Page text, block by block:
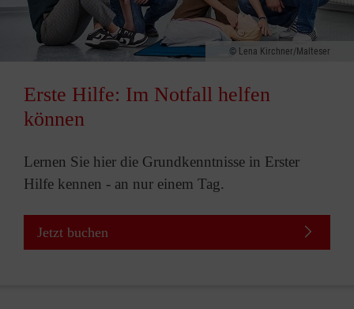
Lena Kirchner/Malteser
Erste Hilfe: Im Notfall helfen
können
Lernen Sie hier die Grundkenntnisse in Erster
Hilfe kennen - an nur einem Tag.
Jetzt buchen